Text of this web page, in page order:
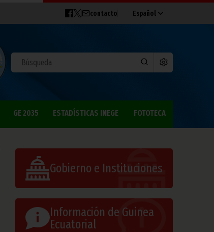
contacto Español
GE 2035 ESTADÍSTICAS INEGE FOTOTECA
Gobierno e Instituciones
Información de Guinea
Ecuatorial